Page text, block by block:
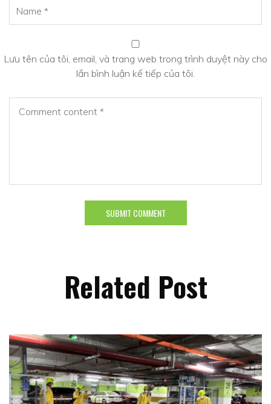
Lưu tên của tôi, email, và trang web trong trình duyệt này cho
lần bình luận kế tiếp của tôi.
Related Post